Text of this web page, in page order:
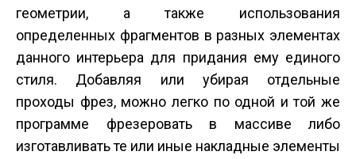
геометрии, а также использования
определенных фрагментов в разных элементах
данного интерьера для придания ему единого
стиля. Добавляя или убирая отдельные
проходы фрез, можно легко по одной и той же
программе фрезеровать в массиве либо
изготавливать те или иные накладные элементы